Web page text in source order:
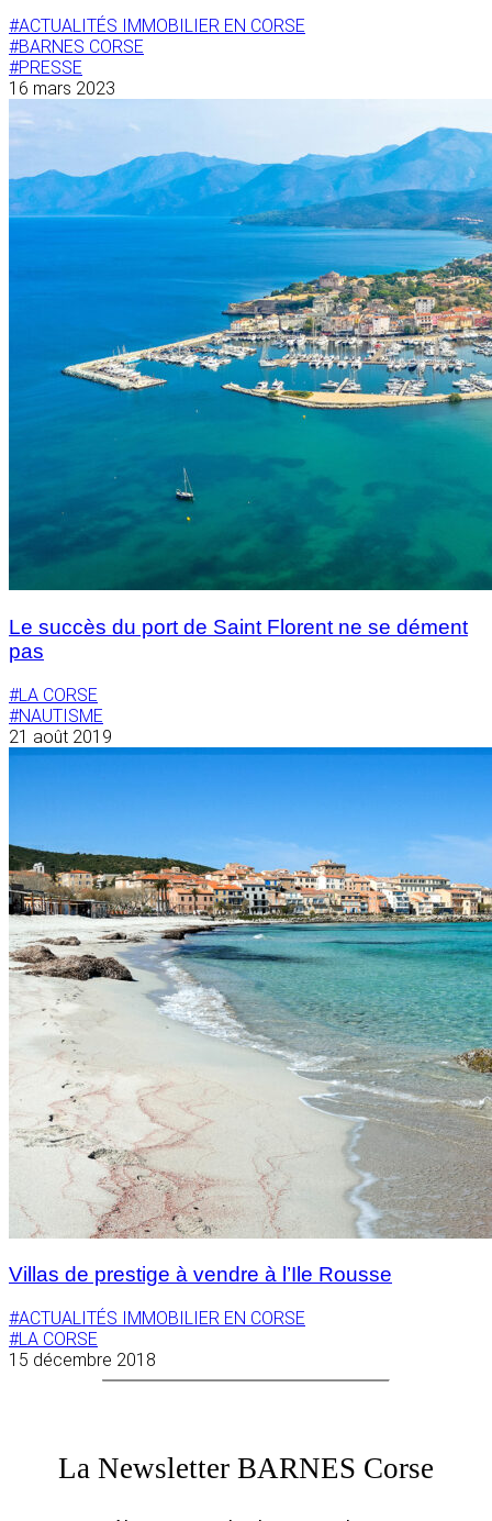
#ACTUALITÉS IMMOBILIER EN CORSE
#BARNES CORSE
#PRESSE
16 mars 2023
Le succès du port de Saint Florent ne se dément
pas
#LA CORSE
#NAUTISME
21 août 2019
Villas de prestige à vendre à l’Ile Rousse
#ACTUALITÉS IMMOBILIER EN CORSE
#LA CORSE
15 décembre 2018
La Newsletter BARNES Corse